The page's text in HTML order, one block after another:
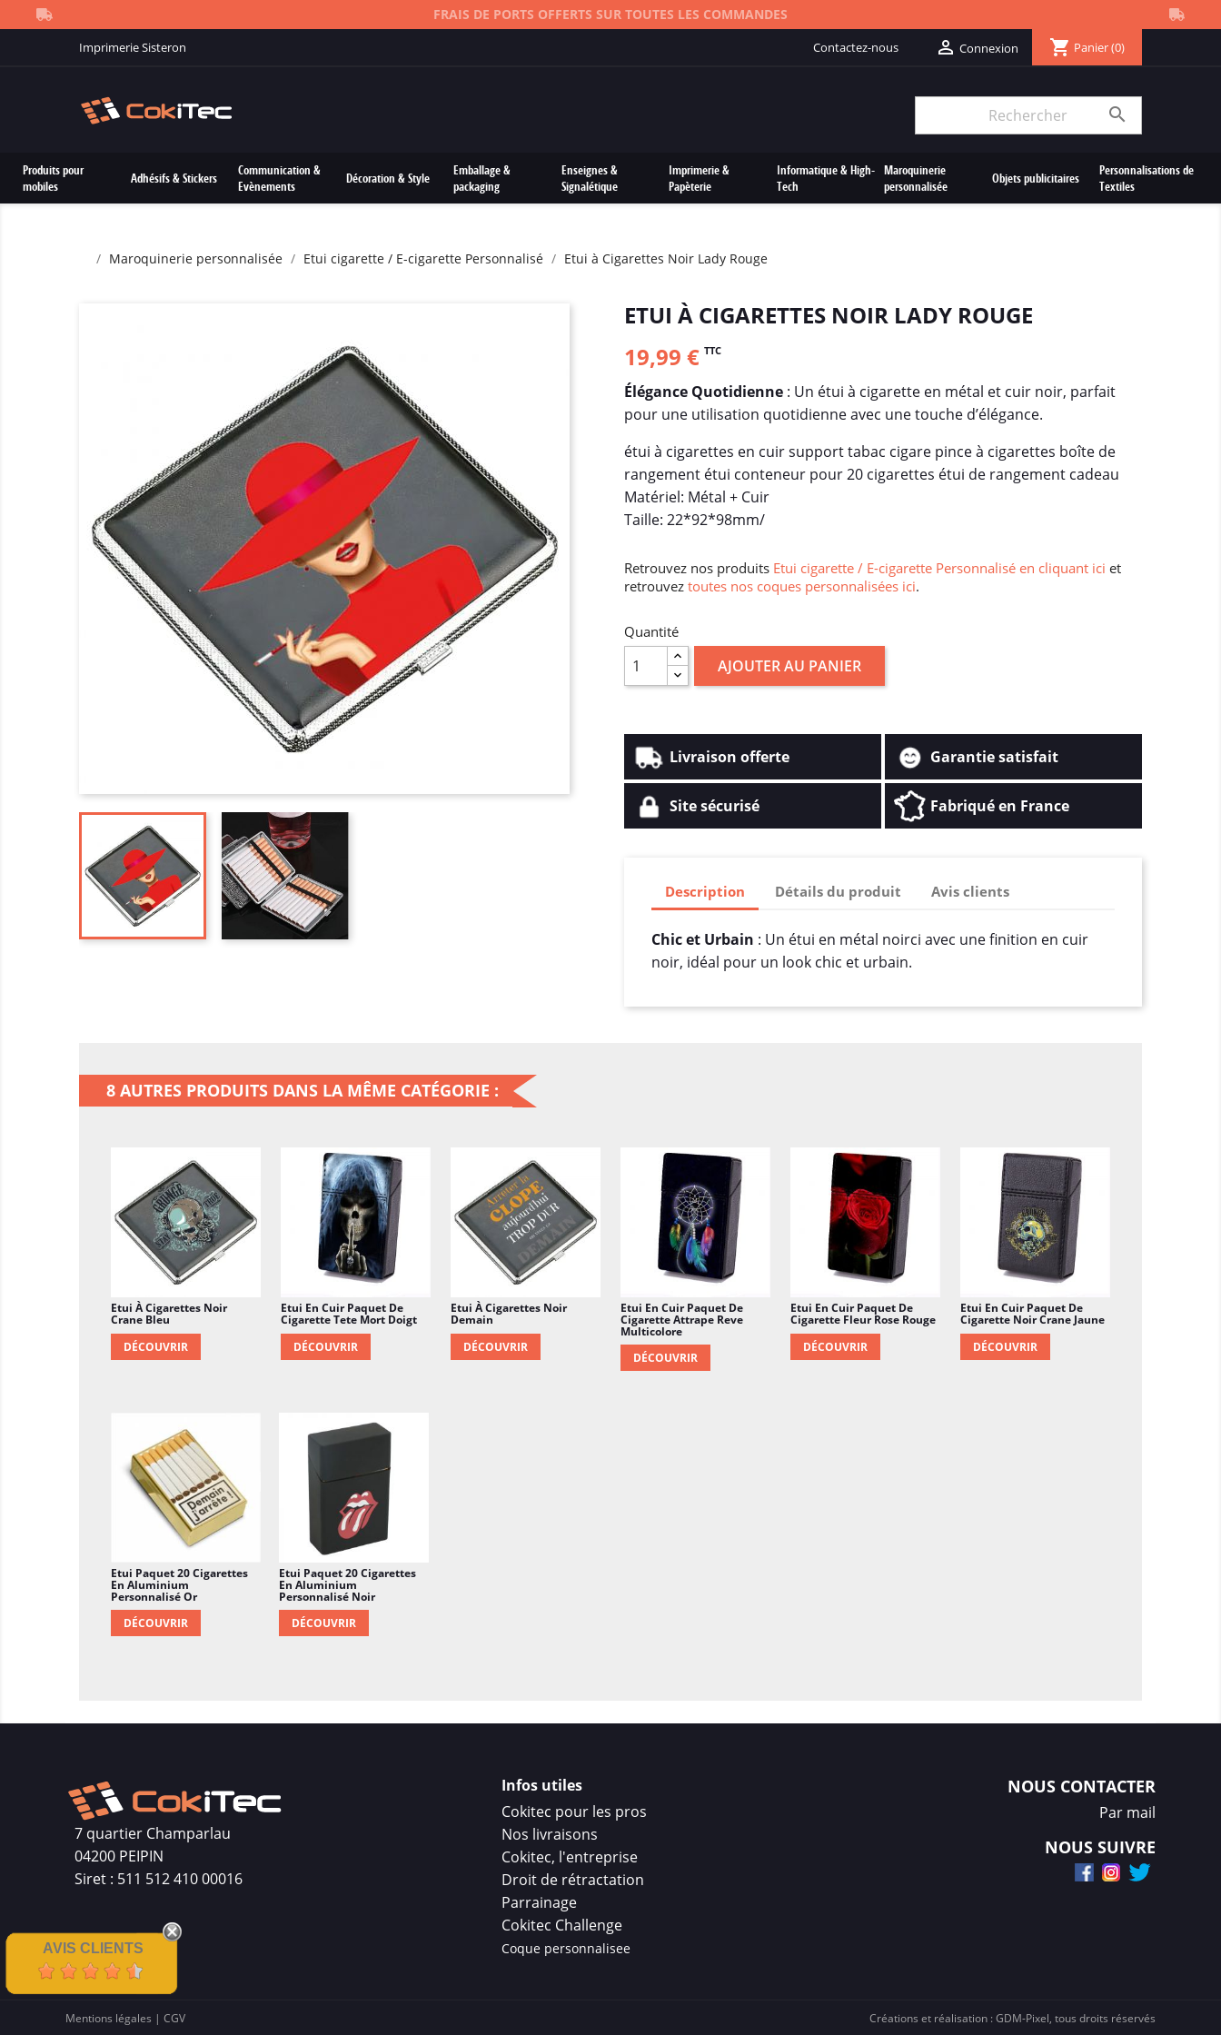
FRAIS DE PORTS OFFERTS SUR TOUTES LES COMMANDES
Imprimerie Sisteron Contactez-nous  Connexion shopping_cart Panier(0)

Produits pour
mobiles
Adhésifs & Stickers
Communication &
Evènements
Décoration & Style
Emballage &
packaging
Enseignes &
Signalétique
Imprimerie &
Papèterie
Informatique & High-
Tech
Maroquinerie
personnalisée
Objets publicitaires
Personnalisations de
Textiles
Maroquinerie personnalisée Etui cigarette / E-cigarette Personnalisé Etui à Cigarettes Noir Lady Rouge
ETUI À CIGARETTES NOIR LADY ROUGE
19,99 € TTC
Élégance Quotidienne : Un étui à cigarette en métal et cuir noir, parfait
pour une utilisation quotidienne avec une touche d’élégance.
étui à cigarettes en cuir support tabac cigare pince à cigarettes boîte de
rangement étui conteneur pour 20 cigarettes étui de rangement cadeau
Matériel: Métal + Cuir
Taille: 22*92*98mm/
Retrouvez nos produits Etui cigarette / E-cigarette Personnalisé en cliquant ici et
retrouvez toutes nos coques personnalisées ici.
Quantité
AJOUTER AU PANIER
Livraison offerte Garantie satisfait
Site sécurisé Fabriqué en France
Description Détails du produit Avis clients
Chic et Urbain : Un étui en métal noirci avec une finition en cuir
noir, idéal pour un look chic et urbain.
8 AUTRES PRODUITS DANS LA MÊME CATÉGORIE :
Etui À Cigarettes Noir
Crane Bleu
DÉCOUVRIR
Etui En Cuir Paquet De
Cigarette Tete Mort Doigt
DÉCOUVRIR
Etui À Cigarettes Noir
Demain
DÉCOUVRIR
Etui En Cuir Paquet De
Cigarette Attrape Reve
Multicolore
DÉCOUVRIR
Etui En Cuir Paquet De
Cigarette Fleur Rose Rouge
DÉCOUVRIR
Etui En Cuir Paquet De
Cigarette Noir Crane Jaune
DÉCOUVRIR
Etui Paquet 20 Cigarettes
En Aluminium
Personnalisé Or
DÉCOUVRIR
Etui Paquet 20 Cigarettes
En Aluminium
Personnalisé Noir
DÉCOUVRIR
7 quartier Champarlau
04200 PEIPIN
Siret : 511 512 410 00016
Infos utiles
Cokitec pour les pros
Nos livraisons
Cokitec, l'entreprise
Droit de rétractation
Parrainage
Cokitec Challenge
Coque personnalisee
NOUS CONTACTER
Par mail
NOUS SUIVRE
AVIS CLIENTS
Mentions légales | CGV Créations et réalisation :GDM-Pixel, tous droits réservés